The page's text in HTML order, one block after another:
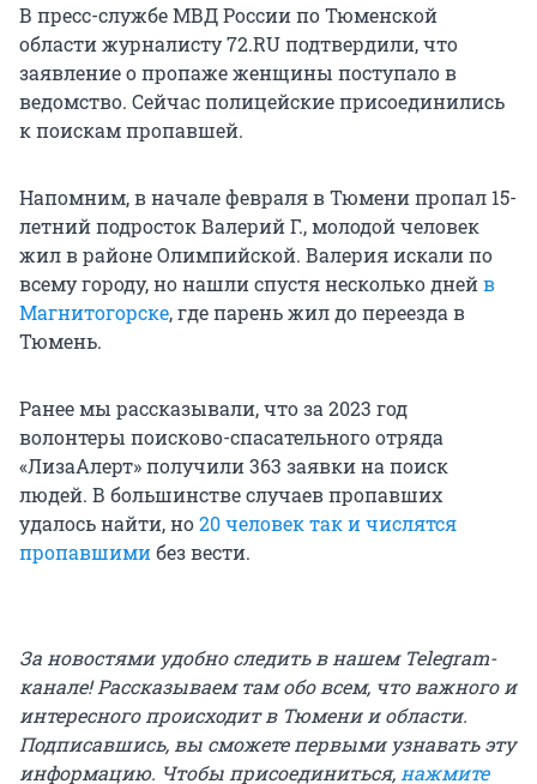
В пресс-службе МВД России по Тюменской
области журналисту 72.RU подтвердили, что
заявление о пропаже женщины поступало в
ведомство. Сейчас полицейские присоединились
к поискам пропавшей.
Напомним, в начале февраля в Тюмени пропал 15-
летний подросток Валерий Г., молодой человек
жил в районе Олимпийской. Валерия искали по
всему городу, но нашли спустя несколько днейв
Магнитогорске, где парень жил до переезда в
Тюмень.
Ранее мы рассказывали, что за 2023 год
волонтеры поисково-спасательного отряда
«ЛизаАлерт» получили 363 заявки на поиск
людей. В большинстве случаев пропавших
удалось найти, но20 человек так и числятся
пропавшимибез вести.
За новостями удобно следить в нашем Telegram-
канале! Рассказываем там обо всем, что важного и
интересного происходит в Тюмени и области.
Подписавшись, вы сможете первыми узнавать эту
информацию. Чтобы присоединиться, нажмите